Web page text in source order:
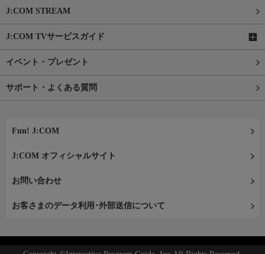
J:COM STREAM
J:COM TVサービスガイド
イベント・プレゼント
サポート・よくある質問
Fun! J:COM
J:COM オフィシャルサイト
お問い合わせ
お客さまのデータ利用･外部送信について